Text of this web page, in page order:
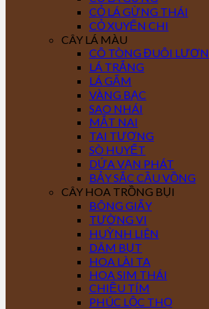
CỎ LÁ GỪNG THÁI
CỎ XUYẾN CHI
CÂY LÁ MÀU
CÔ TÒNG ĐUÔI LƯƠN
LÁ TRẮNG
LÁ GẤM
VÀNG BẠC
SAO NHÁI
MẮT NAI
TAI TƯỢNG
SÒ HUYẾT
DỨA VẠN PHÁT
BẢY SẮC CẦU VỒNG
CÂY HOA TRỒNG BỤI
BÔNG GIẤY
TƯỜNG VI
HUỲNH LIÊN
DÂM BỤT
HOA LÀI TA
HOA SIM THÁI
CHIỀU TÍM
PHÚC LỘC THỌ